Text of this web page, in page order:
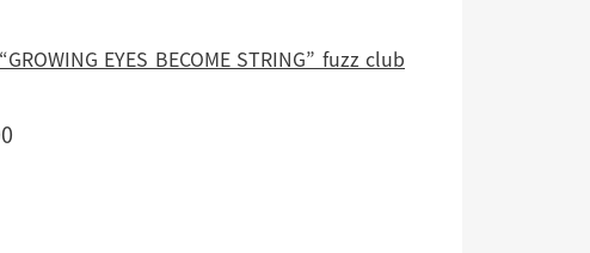
EYES BECOME STRING” fuzz club